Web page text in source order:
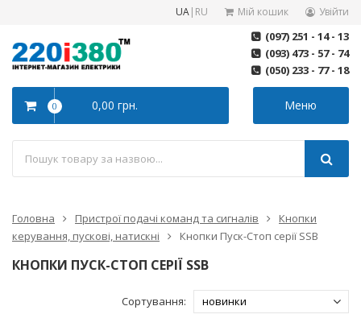
UA| RU Мій кошик Увійти
(097) 251 - 14 - 13
(093) 473 - 57 - 74
(050) 233 - 77 - 18
Меню
0 0,00 грн.
Головна Пристрої подачі команд та сигналів
Кнопки
керування, пускові, натискні
Кнопки Пуск-Стоп серії SSB
КНОПКИ ПУСК-СТОП СЕРІЇ SSB
Сортування: